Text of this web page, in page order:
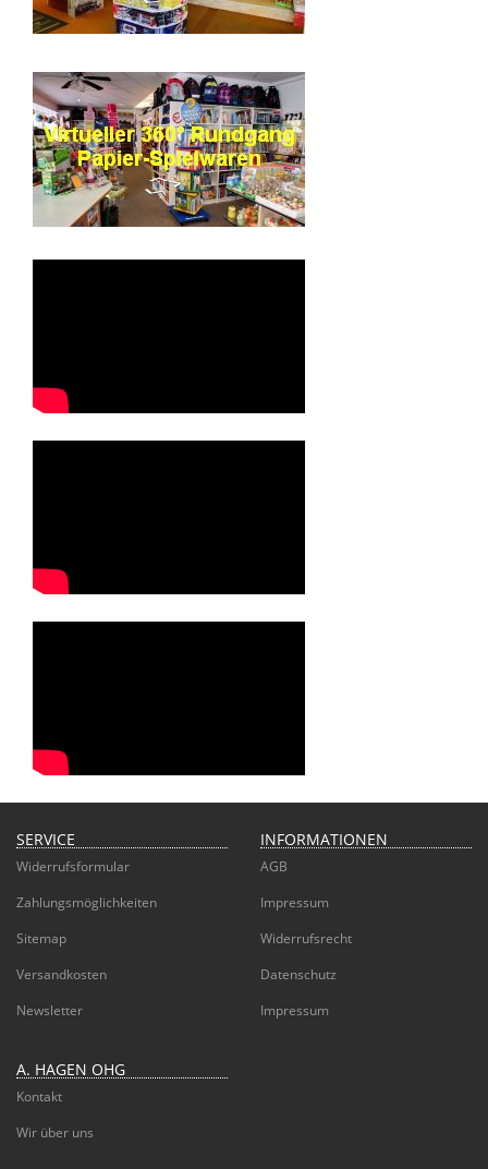
SERVICE
Widerrufsformular
Zahlungsmöglichkeiten
Sitemap
Versandkosten
Newsletter
INFORMATIONEN
AGB
Impressum
Widerrufsrecht
Datenschutz
Impressum
A. HAGEN OHG
Kontakt
Wir über uns